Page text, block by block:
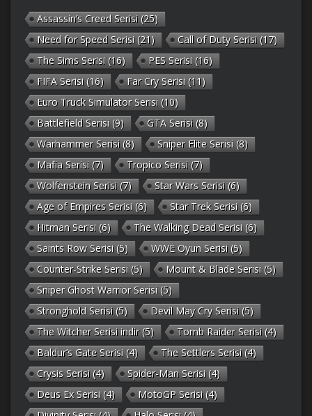
Assassin’s Creed Serisi (25)
Need for Speed Serisi (21) Call of Duty Serisi (17)
The Sims Serisi (16) PES Serisi (16)
FIFA Serisi (16) Far Cry Serisi (11)
Euro Truck Simulator Serisi (10)
Battlefield Serisi (9) GTA Serisi (8)
Warhammer Serisi (8) Sniper Elite Serisi (8)
Mafia Serisi (7) Tropico Serisi (7)
Wolfenstein Serisi (7) Star Wars Serisi (6)
Age of Empires Serisi (6) Star Trek Serisi (6)
Hitman Serisi (6) The Walking Dead Serisi (6)
Saints Row Serisi (5) WWE Oyun Serisi (5)
Counter-Strike Serisi (5) Mount & Blade Serisi (5)
Sniper Ghost Warrior Serisi (5)
Stronghold Serisi (5) Devil May Cry Serisi (5)
The Witcher Serisi indir(5) Tomb Raider Serisi (4)
Baldur’s Gate Serisi (4) The Settlers Serisi (4)
Crysis Serisi (4) Spider-Man Serisi (4)
Deus Ex Serisi (4) MotoGP Serisi (4)